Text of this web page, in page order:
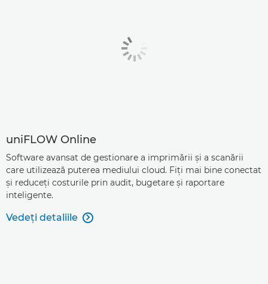
uniFLOW Online
Software avansat de gestionare a imprimării şi a scanării
care utilizează puterea mediului cloud. Fiţi mai bine conectat
şi reduceţi costurile prin audit, bugetare şi raportare
inteligente.
Vedeţi detaliile 